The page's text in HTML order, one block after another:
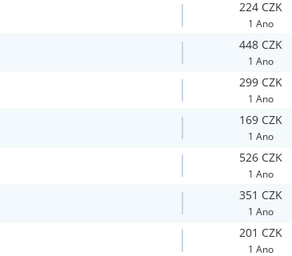
224 CZK
1 Ano
448 CZK
1 Ano
299 CZK
1 Ano
169 CZK
1 Ano
526 CZK
1 Ano
351 CZK
1 Ano
201 CZK
1 Ano